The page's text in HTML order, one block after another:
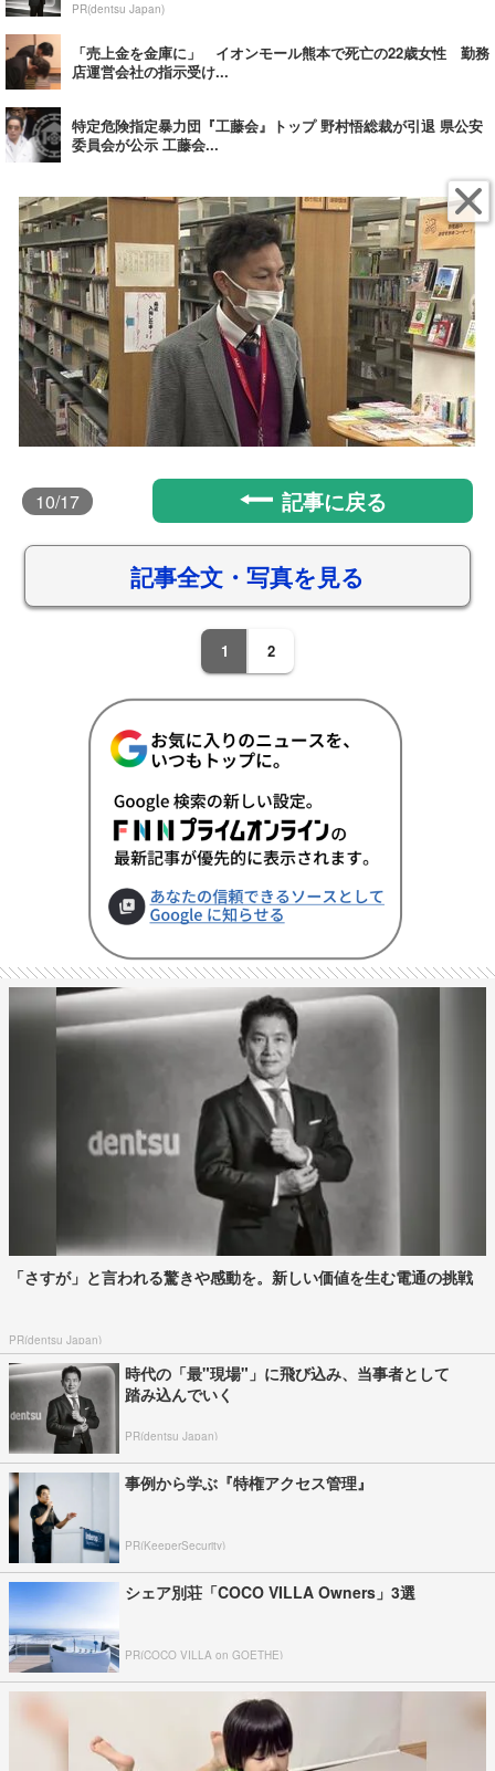
PR(dentsu Japan)
「売上金を金庫に」 イオンモール熊本で死亡の22歳女性 勤務
店運営会社の指示受け...
特定危険指定暴力団『工藤会』トップ 野村悟総裁が引退 県公安
委員会が公示 工藤会...
10/17 記事に戻る
記事全文・写真を見る
1 2
「さすが」と言われる驚きや感動を。新しい価値を生む電通の挑戦
PR(dentsu Japan)
時代の「最"現場"」に飛び込み、当事者として
踏み込んでいく
PR(dentsu Japan)
事例から学ぶ『特権アクセス管理』
PR(KeeperSecurity)
シェア別荘「COCO VILLA Owners」3選
PR(COCO VILLA on GOETHE)